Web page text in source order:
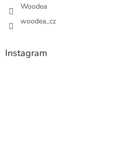
Woodea
woodea_cz
Instagram